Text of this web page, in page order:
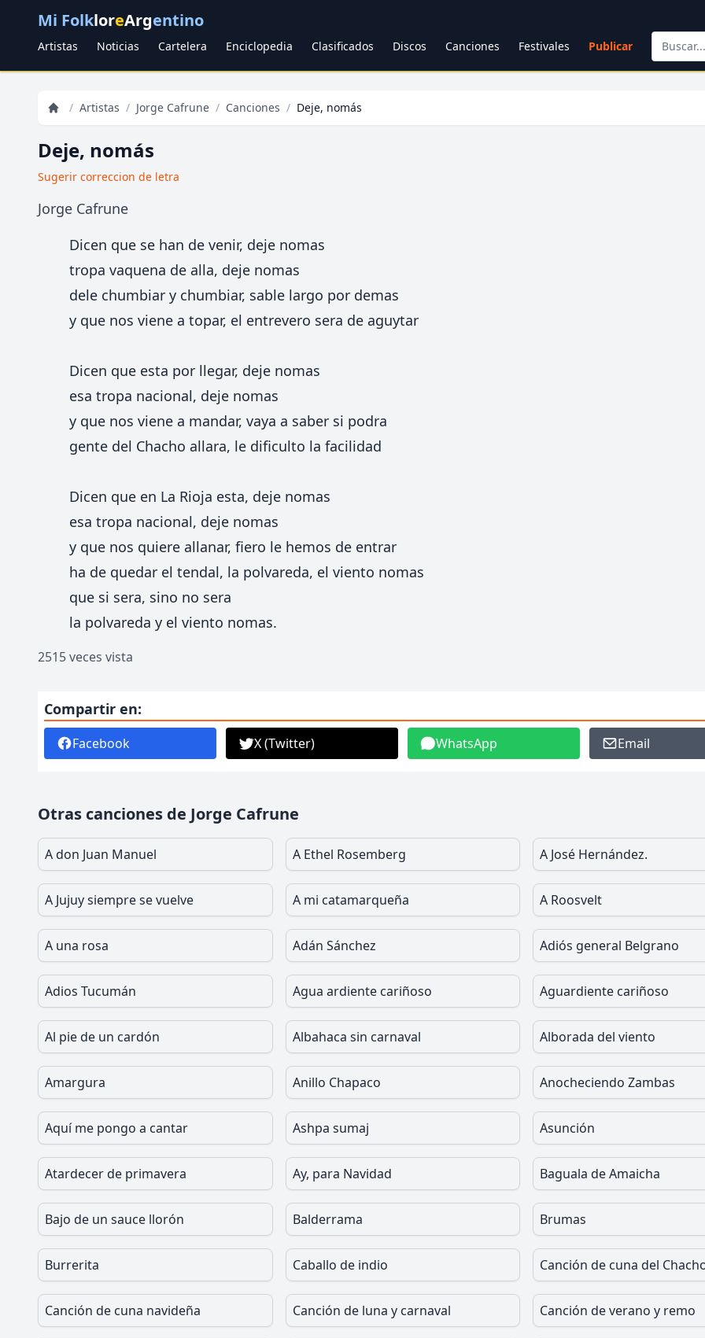
Mi FolkloreArgentino
Artistas Noticias Cartelera Enciclopedia Clasificados Discos Canciones Festivales Publicar
/ Artistas / Jorge Cafrune / Canciones / Deje, nomás
Deje, nomás
Sugerir correccion de letra
Jorge Cafrune
Dicen que se han de venir, deje nomas
tropa vaquena de alla, deje nomas
dele chumbiar y chumbiar, sable largo por demas
y que nos viene a topar, el entrevero sera de aguytar
Dicen que esta por llegar, deje nomas
esa tropa nacional, deje nomas
y que nos viene a mandar, vaya a saber si podra
gente del Chacho allara, le dificulto la facilidad
Dicen que en La Rioja esta, deje nomas
esa tropa nacional, deje nomas
y que nos quiere allanar, fiero le hemos de entrar
ha de quedar el tendal, la polvareda, el viento nomas
que si sera, sino no sera
la polvareda y el viento nomas.
2515 veces vista
Compartir en:
Facebook X (Twitter) WhatsApp Email
Otras canciones de Jorge Cafrune
A don Juan Manuel A Ethel Rosemberg A José Hernández.
A Jujuy siempre se vuelve A mi catamarqueña A Roosvelt
A una rosa Adán Sánchez Adiós general Belgrano
Adios Tucumán Agua ardiente cariñoso Aguardiente cariñoso
Al pie de un cardón Albahaca sin carnaval Alborada del viento
Amargura Anillo Chapaco Anocheciendo Zambas
Aquí me pongo a cantar Ashpa sumaj Asunción
Atardecer de primavera Ay, para Navidad Baguala de Amaicha
Bajo de un sauce llorón Balderrama Brumas
Burrerita Caballo de indio Canción de cuna del
Canción de cuna navideña Canción de luna y carnaval Canción de verano y remo